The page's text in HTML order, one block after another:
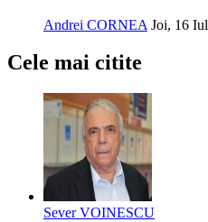
Andrei CORNEA Joi, 16 Iul
Cele mai citite
Sever VOINESCU